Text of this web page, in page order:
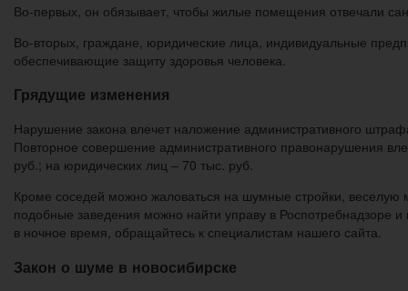
Во-первых, он обязывает, чтобы жилые помещения отвечали
Во-вторых, граждане, юридические лица, индивидуальные
обеспечивающие защиту здоровья человека.
Грядущие изменения
Нарушение закона влечет наложение административного
Повторное совершение административного правонарушения
руб.; на юридических лиц – 70 тыс. руб.
Кроме соседей можно жаловаться на шумные стройки,
подобные заведения можно найти управу в Роспотребнадзоре
в ночное время, обращайтесь к специалистам нашего сайта.
Закон о шуме в новосибирске